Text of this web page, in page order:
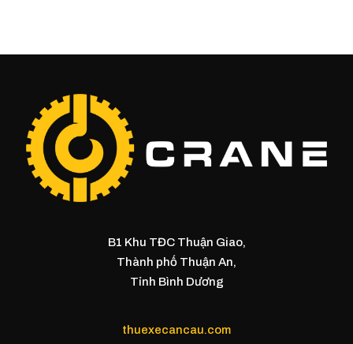
B1 Khu TĐC Thuận Giao,
Thành phố Thuận An,
Tỉnh Bình Dương
thuexecancau.com